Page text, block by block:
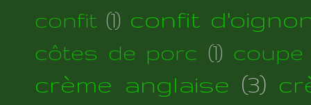
confit (1) confit
côtes de porc (1) coupe
crème anglaise (3)